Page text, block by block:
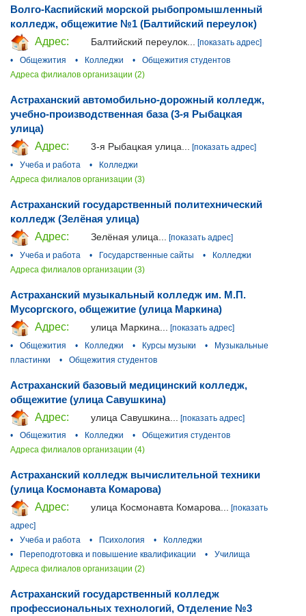
Волго-Каспийский морской рыбопромышленный
колледж, общежитие №1 (Балтийский переулок)
Адрес:
Балтийский переулок... [показать адрес]
•
Общежития • Колледжи •
Общежития студентов
Адреса филиалов организации (2)
Астраханский автомобильно-дорожный колледж,
учебно-производственная база (3-я Рыбацкая
улица)
Адрес:
3-я Рыбацкая улица... [показать адрес]
•
Учеба и работа •
Колледжи
Адреса филиалов организации (3)
Астраханский государственный политехнический
колледж (Зелёная улица)
Адрес:
Зелёная улица...
[показать адрес]
•
Учеба и работа • Государственные сайты •
Колледжи
Адреса филиалов организации (3)
Астраханский музыкальный колледж им. М.П.
Мусоргского, общежитие (улица Маркина)
Адрес:
улица Маркина...
[показать адрес]
•
Общежития • Колледжи • Курсы музыки •
Музыкальные
пластинки
• Общежития студентов
Астраханский базовый медицинский колледж,
общежитие (улица Савушкина)
Адрес:
улица Савушкина...
[показать адрес]
•
Общежития • Колледжи •
Общежития студентов
Адреса филиалов организации (4)
Астраханский колледж вычислительной техники
(улица Космонавта Комарова)
Адрес:
улица Космонавта Комарова... [показать
адрес]
•
Учеба и работа • Психология •
Колледжи
•
Переподготовка и повышение квалификации •
Училища
Адреса филиалов организации (2)
Астраханский государственный колледж
профессиональных технологий, Отделение №3